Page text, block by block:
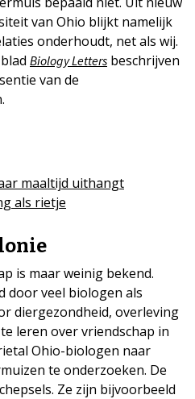
van Ohio blijkt namelijk
onderhoudt, net als wij.
Biology Letters beschrijven
van de
maaltijd uithangt
als rietje
is maar weinig bekend.
door veel biologen als
diergezondheid, overleving
leren over vriendschap in
Ohio-biologen naar
te onderzoeken. De
Ze zijn bijvoorbeeld